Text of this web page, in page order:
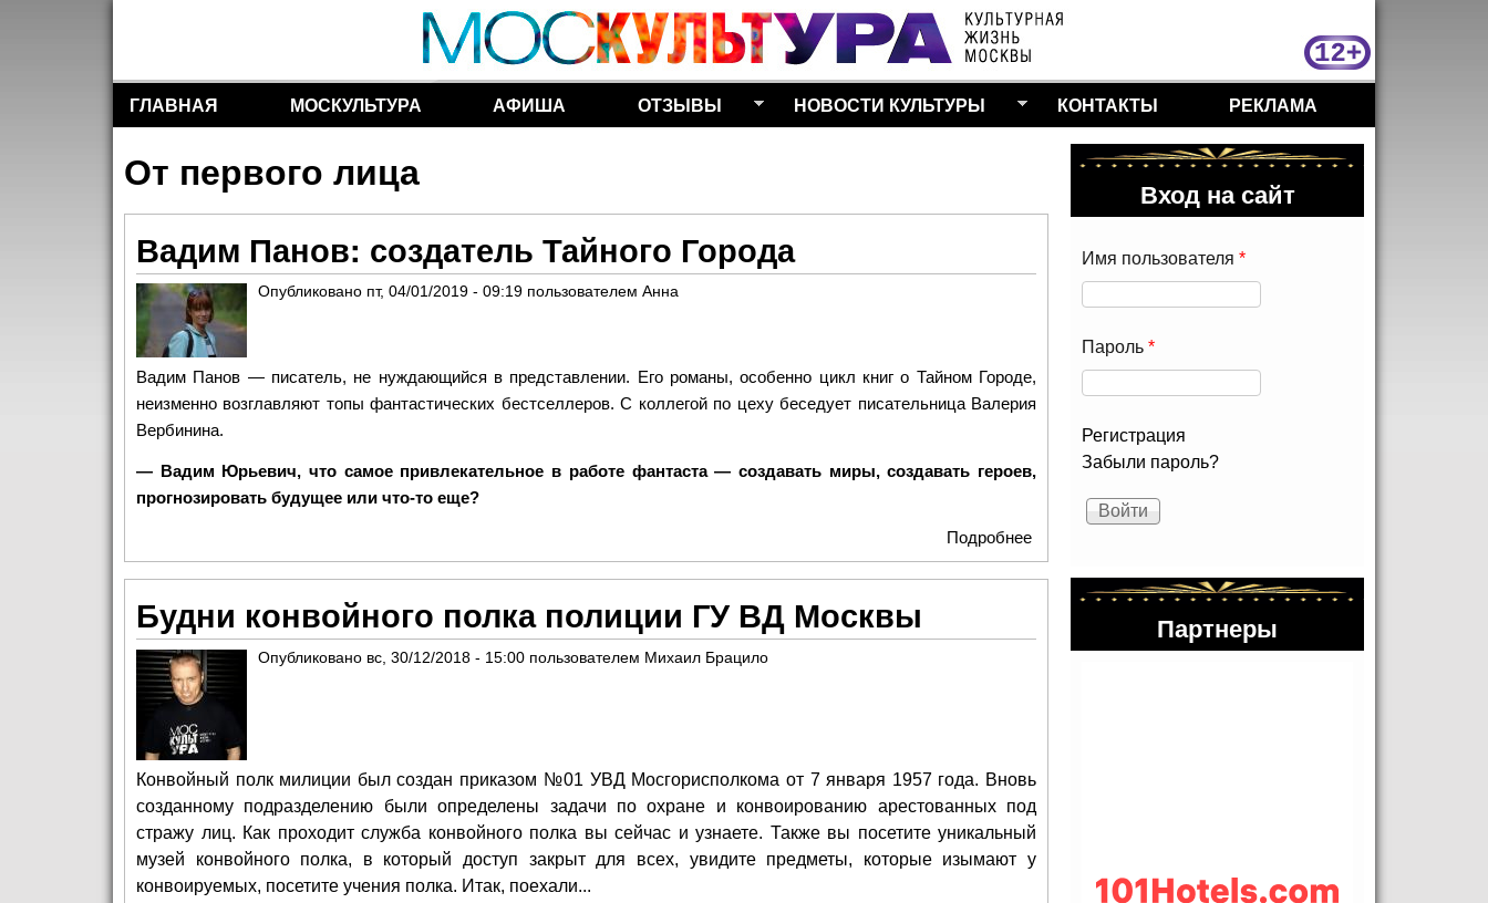
Перейти к основному
содержанию
Разделы сайта
ГЛАВНАЯ МОСКУЛЬТУРА АФИША ОТЗЫВЫ НОВОСТИ КУЛЬТУРЫ КОНТАКТЫ РЕКЛАМА
От первого лица
Вадим Панов: создатель Тайного Города
Опубликовано пт, 04/01/2019 - 09:19 пользователем Анна
Вадим Панов — писатель, не нуждающийся в представлении. Его романы, особенно цикл книг о Тайном Городе,
неизменно возглавляют топы фантастических бестселлеров. С коллегой по цеху беседует писательница Валерия
Вербинина.
— Вадим Юрьевич, что самое привлекательное в работе фантаста — создавать миры, создавать героев,
прогнозировать будущее или что-то еще?
Подробнее
Будни конвойного полка полиции ГУ ВД Москвы
Опубликовано вс, 30/12/2018 - 15:00 пользователем Михаил Брацило
Конвойный полк милиции был создан приказом №01 УВД Мосгорисполкома от 7 января 1957 года. Вновь
созданному подразделению были определены задачи по охране и конвоированию арестованных под
стражу лиц. Как проходит служба конвойного полка вы сейчас и узнаете. Также вы посетите уникальный
музей конвойного полка, в который доступ закрыт для всех, увидите предметы, которые изымают у
конвоируемых, посетите учения полка. Итак, поехали...
Вход на сайт
Имя пользователя *
Пароль *
Регистрация
Забыли пароль?
Партнеры